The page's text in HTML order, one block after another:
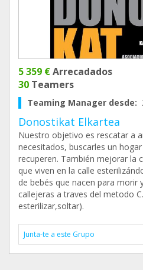
5 359 €Arrecadados
30 Teamers
Teaming Manager desde:
Donostikat Elkartea
Nuestro objetivo es rescatar a
necesitados, buscarles un
recuperen. También mejorar la
que viven en la calle
de bebés que nacen para morir
callejeras a traves del metodo
esterilizar,soltar).
Junta-te a este Grupo